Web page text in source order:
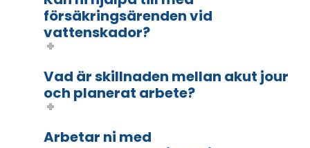
försäkringsärenden vid
vattenskador?
Vad är skillnaden mellan akut jour
och planerat arbete?
Arbetar ni med